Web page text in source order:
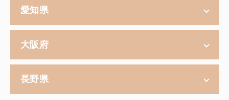
愛知県
大阪府
長野県